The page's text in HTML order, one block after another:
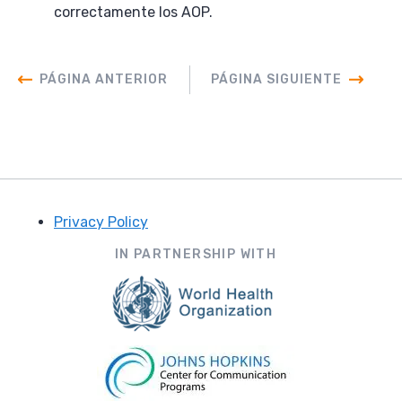
correctamente los AOP.
PÁGINA ANTERIOR PÁGINA SIGUIENTE
Privacy Policy
IN PARTNERSHIP WITH